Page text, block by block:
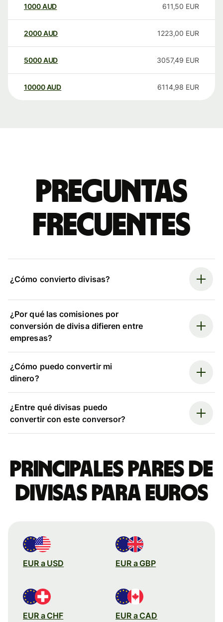
1000AUD 611,50 EUR
2000AUD 1223,00 EUR
5000AUD 3057,49 EUR
10000 AUD 6114,98 EUR
Preguntas
frecuentes
¿Cómo convierto divisas?
¿Por qué las comisiones por
conversión de divisa difieren entre
empresas?
¿Cómo puedo convertir mi
dinero?
¿Entre qué divisas puedo
convertir con este conversor?
Principales pares de
divisas para euros
EUR a USD EUR a GBP
EUR a CHF EUR a CAD